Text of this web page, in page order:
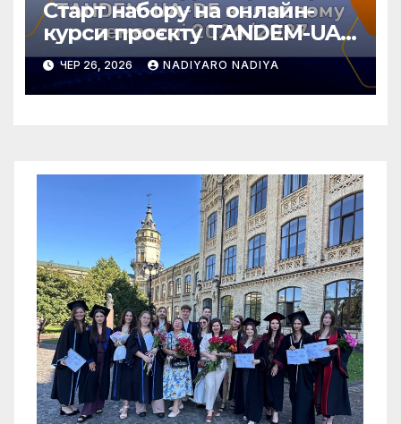
Старт набору на онлайн-
курси проєкту TANDEM-UA-
DE у зимовому семестрі
2026/2027!
ЧЕР 26, 2026 NADIYARO NADIYA